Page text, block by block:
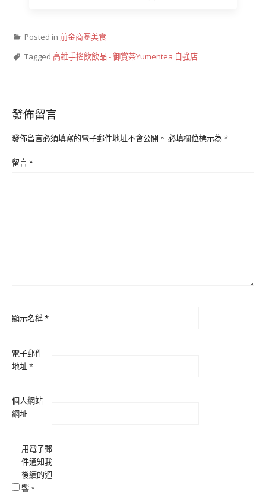
Posted in 前金商圈美食
Tagged 高雄手搖飲飲品 - 御賞茶Yumentea 自強店
發佈留言
發佈留言必須填寫的電子郵件地址不會公開。 必填欄位標示為*
留言*
顯示名稱*
電子郵件
地址*
個人網站
網址
用電子郵
件通知我
後續的迴
響。